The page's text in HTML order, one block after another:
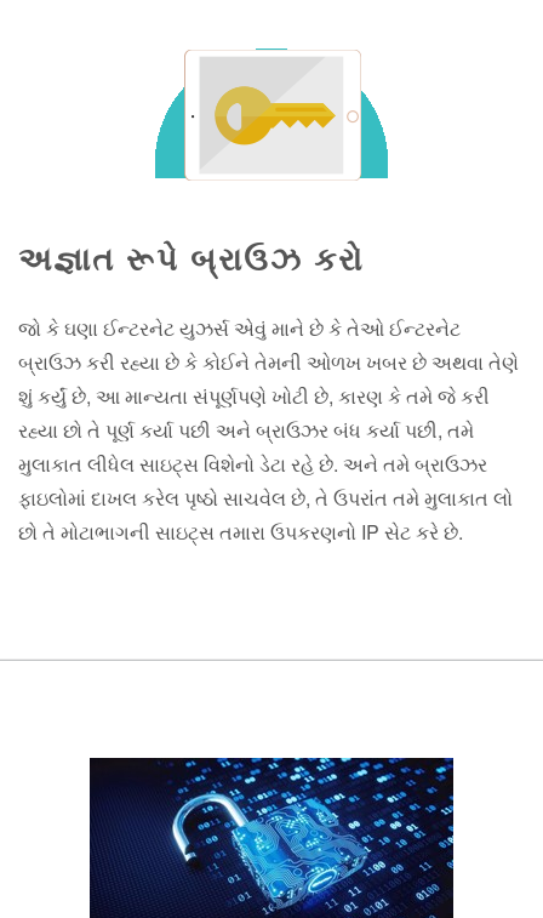
અજ્ઞાત રૂપે બ્રાઉઝ કરો
જો કે ઘણા ઈન્ટરનેટ યુઝર્સ એવું માને છે કે તેઓ ઈન્ટરનેટ
બ્રાઉઝ કરી રહ્યા છે કે કોઈને તેમની ઓળખ ખબર છે અથવા તેણે
શું કર્યું છે, આ માન્યતા સંપૂર્ણપણે ખોટી છે, કારણ કે તમે જે કરી
રહ્યા છો તે પૂર્ણ કર્યા પછી અને બ્રાઉઝર બંધ કર્યા પછી, તમે
મુલાકાત લીધેલ સાઇટ્સ વિશેનો ડેટા રહે છે. અને તમે બ્રાઉઝર
ફાઇલોમાં દાખલ કરેલ પૃષ્ઠો સાચવેલ છે, તે ઉપરાંત તમે મુલાકાત લો
છો તે મોટાભાગની સાઇટ્સ તમારા ઉપકરણનો IP સેટ કરે છે.